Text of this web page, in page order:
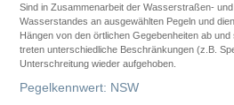
Sind in Zusammenarbeit der Wasserstraßen-
Wasserstandes an ausgewählten Pegeln und
Hängen von den örtlichen Gegebenheiten ab
treten unterschiedliche Beschränkungen (z.B.
Unterschreitung wieder aufgehoben.
Pegelkennwert: NSW